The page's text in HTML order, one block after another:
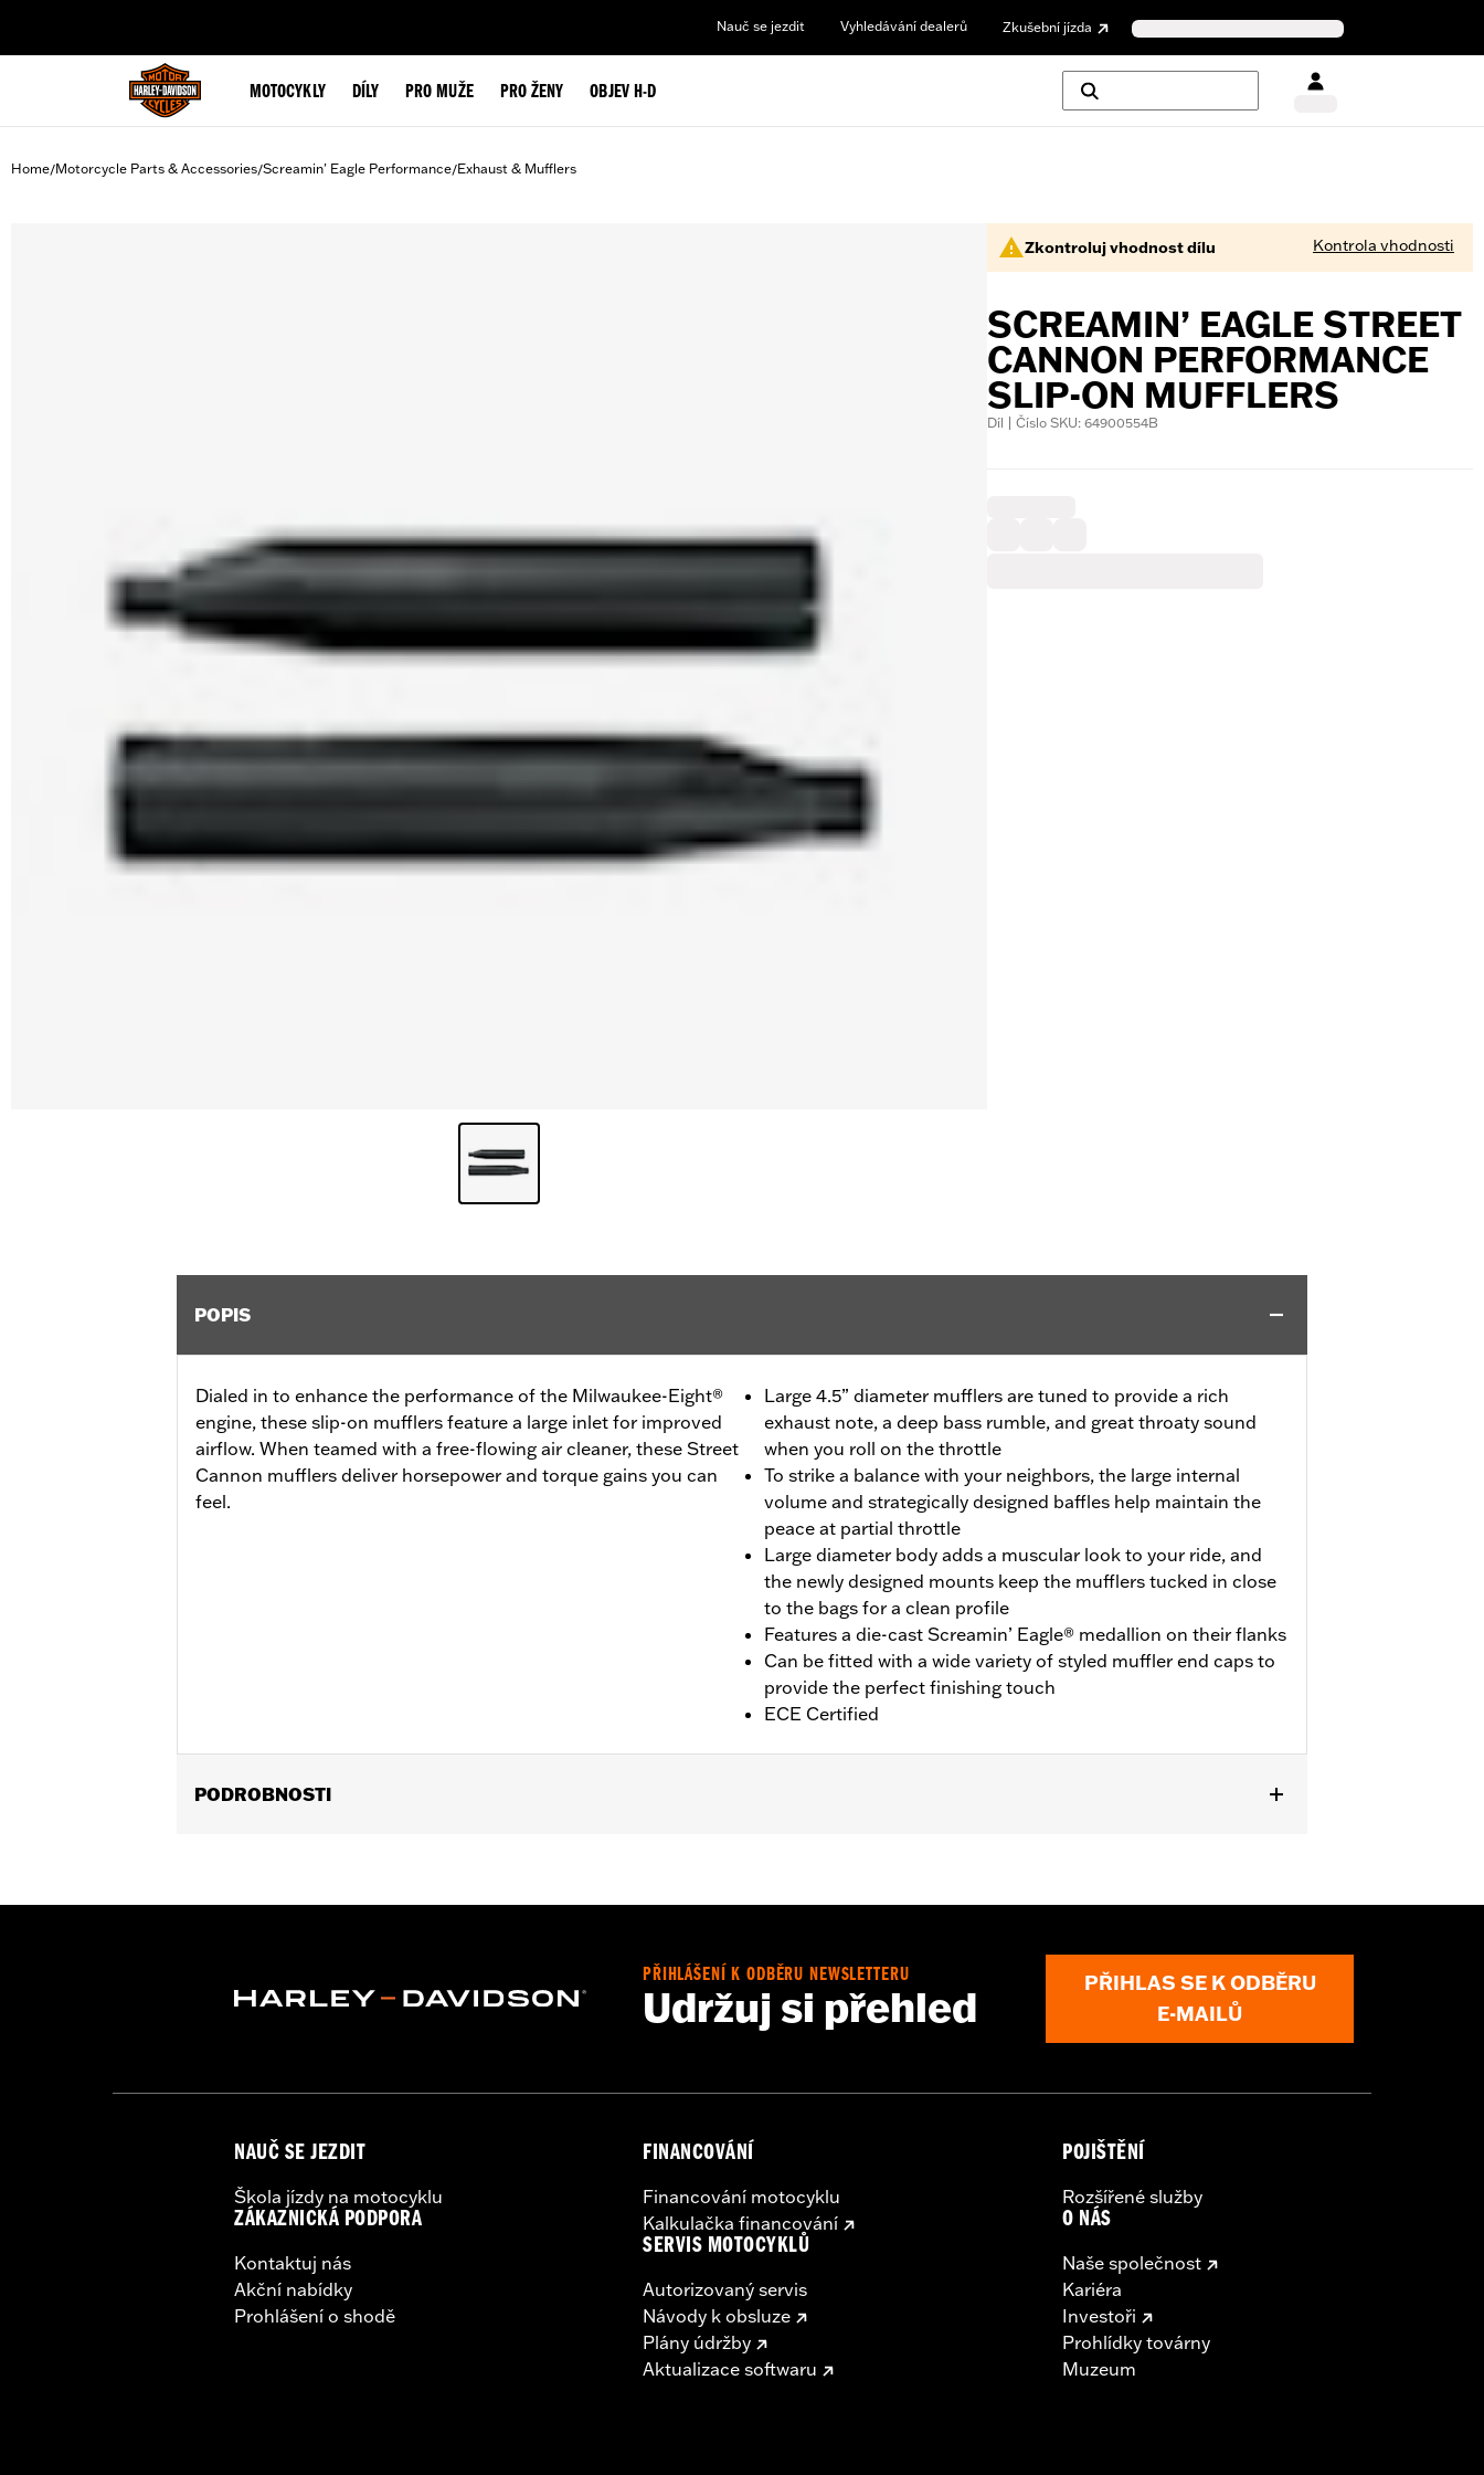
Nauč se jezdit Vyhledávání dealerů Zkušební jízda
MOTOCYKLY DÍLY PRO MUŽE PRO ŽENY OBJEV H-D
Home/Motorcycle Parts & Accessories/Screamin' Eagle Performance/Exhaust & Mufflers
Zkontroluj vhodnost dílu Kontrola vhodnosti
SCREAMIN’ EAGLE STREET
CANNON PERFORMANCE
SLIP-ON MUFFLERS
Díl | Číslo SKU: 64900554B
POPIS
Dialed in to enhance the performance of the Milwaukee-Eight®
engine, these slip-on mufflers feature a large inlet for improved
airflow. When teamed with a free-flowing air cleaner, these Street
Cannon mufflers deliver horsepower and torque gains you can
feel.
Large 4.5” diameter mufflers are tuned to provide a rich
exhaust note, a deep bass rumble, and great throaty sound
when you roll on the throttle
To strike a balance with your neighbors, the large internal
volume and strategically designed baffles help maintain the
peace at partial throttle
Large diameter body adds a muscular look to your ride, and
the newly designed mounts keep the mufflers tucked in close
to the bags for a clean profile
Features a die-cast Screamin’ Eagle® medallion on their flanks
Can be fitted with a wide variety of styled muffler end caps to
provide the perfect finishing touch
ECE Certified
PODROBNOSTI
Installation Instructions
Screamin' Eagle Stage Upgrade: Stage I
PŘIHLÁŠENÍ K ODBĚRU NEWSLETTERU
Udržuj si přehled
PŘIHLAS SE K ODBĚRU
E-MAILŮ
NAUČ SE JEZDIT
Škola jízdy na motocyklu
ZÁKAZNICKÁ PODPORA
Kontaktuj nás
Akční nabídky
Prohlášení o shodě
FINANCOVÁNÍ
Financování motocyklu
Kalkulačka financování
SERVIS MOTOCYKLŮ
Autorizovaný servis
Návody k obsluze
Plány údržby
Aktualizace softwaru
POJIŠTĚNÍ
Rozšířené služby
O NÁS
Naše společnost
Kariéra
Investoři
Prohlídky továrny
Muzeum